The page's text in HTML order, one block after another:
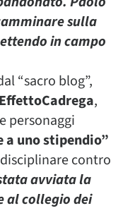
sulla
in campo
“sacro blog”,
,
personaggi
a uno stipendio”
contro
avviata la
al collegio dei